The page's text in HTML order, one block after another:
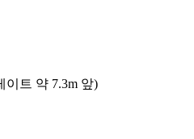
트 약 7.3m 앞)